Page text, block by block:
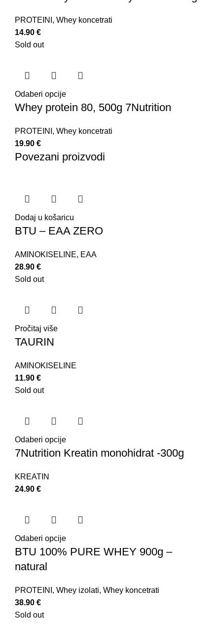
PROTEINI , Whey koncetrati
14.90 €
Sold out
Odaberi opcije
Whey protein 80, 500g 7Nutrition
PROTEINI , Whey koncetrati
19.90 €
Povezani proizvodi
Dodaj u košaricu
BTU – EAA ZERO
AMINOKISELINE, EAA
28.90 €
Sold out
Pročitaj više
TAURIN
AMINOKISELINE
11.90 €
Sold out
Odaberi opcije
7Nutrition Kreatin monohidrat -300g
KREATIN
24.90 €
Odaberi opcije
BTU 100% PURE WHEY 900g –
natural
PROTEINI , Whey izolati, Whey koncetrati
38.90 €
Sold out